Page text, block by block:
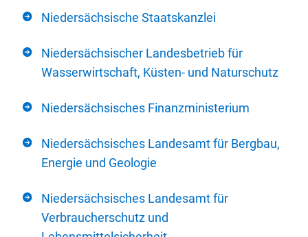
Niedersächsische Staatskanzlei
Niedersächsischer Landesbetrieb für
Wasserwirtschaft, Küsten- und Naturschutz
Niedersächsisches Finanzministerium
Niedersächsisches Landesamt für Bergbau,
Energie und Geologie
Niedersächsisches Landesamt für
Verbraucherschutz und